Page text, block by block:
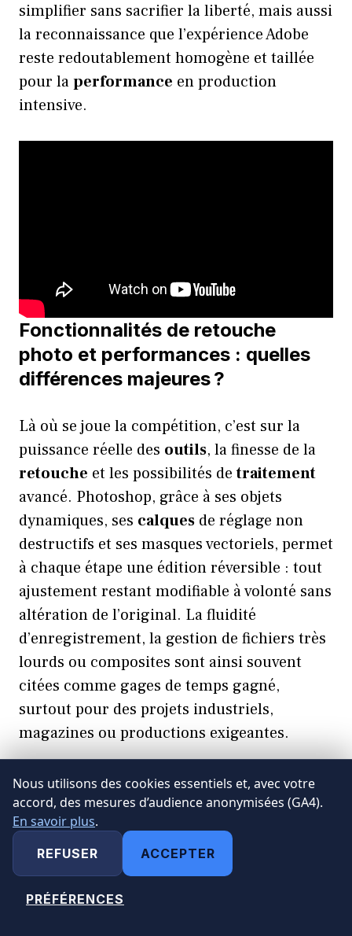
simplifier sans sacrifier la liberté, mais aussi
la reconnaissance que l’expérience Adobe
reste redoutablement homogène et taillée
pour laperformance en production
intensive.
Fonctionnalités de retouche
photo et performances : quelles
différences majeures ?
Là où se joue la compétition, c’est sur la
puissance réelle des outils, la finesse de la
retouche et les possibilités detraitement
avancé. Photoshop, grâce à ses objets
dynamiques, ses calques de réglage non
destructifs et ses masques vectoriels, permet
à chaque étape une édition réversible : tout
ajustement restant modifiable à volonté sans
altération de l’original. La fluidité
d’enregistrement, la gestion de fichiers très
lourds ou composites sont ainsi souvent
citées comme gages de temps gagné,
surtout pour des projets industriels,
magazines ou productions exigeantes.
GIMP, pour sa part, couvre la quasi-totalité
des besoins de laretouchecourante et
avancée avec une offre robuste d’
pinceaux personnalisés, systèmes de
calques, masques, outils de clonage ou de
sélectionfine, gestion des courbes et
Nous utilisons des cookies essentiels et, avec votre
accord, des mesures d’audience anonymisées (GA4).
En savoir plus.
REFUSER ACCEPTER
PRÉFÉRENCES